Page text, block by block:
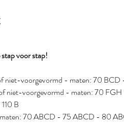
voor stap!
niet-voorgevormd - maten: 70
niet-voorgevormd - maten: 70
B
70 ABCD - 75 ABCD - 80